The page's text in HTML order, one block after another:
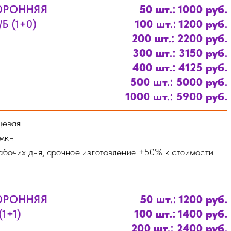
(1+0)
50 шт.: 1000 руб.
100 шт.: 1200 руб.
200 шт.: 2200 руб.
300 шт.: 3150 руб.
400 шт.: 4125 руб.
500 шт.: 5000 руб.
1000 шт.: 5900 руб.
дня, срочное изготовление +50% к стоимости
50 шт.: 1200 руб.
100 шт.: 1400 руб.
200 шт.: 2400 руб.